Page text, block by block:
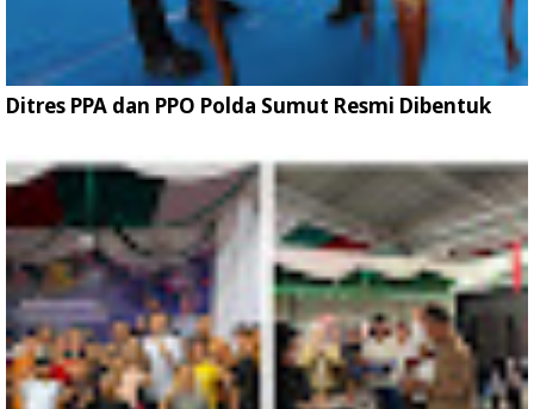
Ditres PPA dan PPO Polda Sumut Resmi Dibentuk